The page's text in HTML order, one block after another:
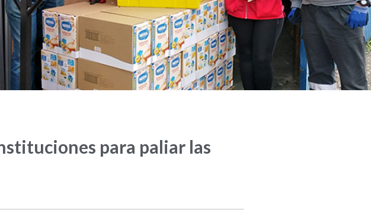
para paliar las